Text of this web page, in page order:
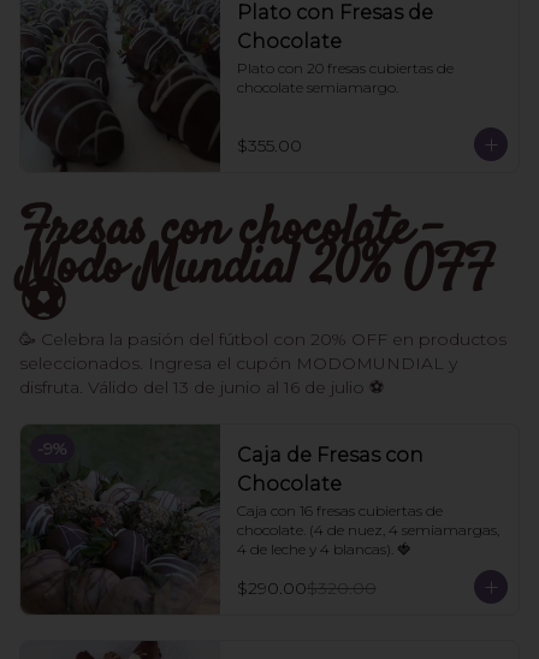
Plato con Fresas de
Chocolate
Plato con 20 fresas cubiertas de
chocolate semiamargo.
$355.00
Fresas con chocolate -
Modo Mundial 20% OFF
⚽️
🥳 Celebra la pasión del fútbol con 20% OFF en productos
seleccionados. Ingresa el cupón MODOMUNDIAL y
disfruta. Válido del 13 de junio al 16 de julio ⚽
-9%
Caja de Fresas con
Chocolate
Caja con 16 fresas cubiertas de
chocolate. (4 de nuez, 4 semiamargas,
4 de leche y 4 blancas). 🍓
$290.00$320.00